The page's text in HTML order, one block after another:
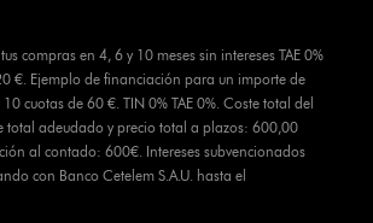
compras en 4, 6 y 10 meses sin intereses TAE 0%
€. Ejemplo de financiación para un importe de
cuotas de 60 €. TIN 0% TAE 0%. Coste total del
total adeudado y precio total a plazos: 600,00
al contado: 600€. Intereses subvencionados
con Banco Cetelem S.A.U. hasta el